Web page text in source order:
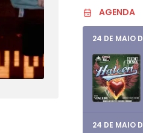
AGENDA
24 DE MAIO
24 DE MAIO